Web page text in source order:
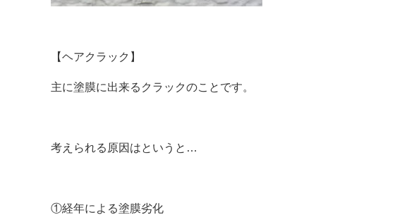
【ヘアクラック】
主に塗膜に出来るクラックのことです。
考えられる原因はというと…
①経年による塗膜劣化